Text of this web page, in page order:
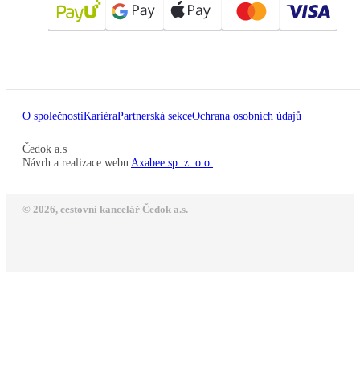
O společnostiKariéraPartnerská sekceOchrana osobních údajů
Čedok a.s
Návrh a realizace webu Axabee sp. z. o.o.
© 2026, cestovní kancelář Čedok a.s.